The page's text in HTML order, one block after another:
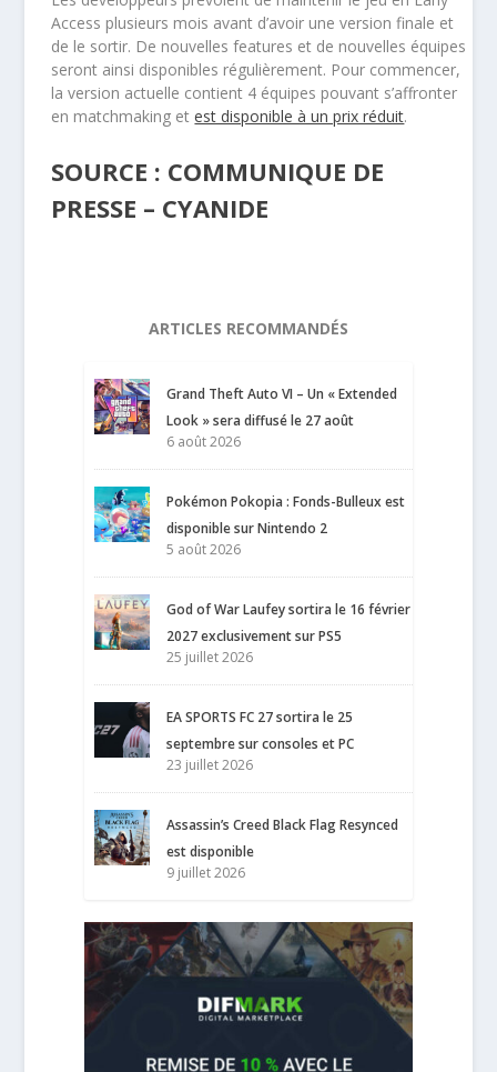
Access plusieurs mois avant d’avoir une version finale et
de le sortir. De nouvelles features et de nouvelles équipes
seront ainsi disponibles régulièrement. Pour commencer,
la version actuelle contient 4 équipes pouvant s’affronter
en matchmaking etest disponible à un prix réduit.
SOURCE : COMMUNIQUE DE
PRESSE – CYANIDE
ARTICLES RECOMMANDÉS
Grand Theft Auto VI – Un « Extended
Look » sera diffusé le 27 août
6 août 2026
Pokémon Pokopia : Fonds-Bulleux est
disponible sur Nintendo 2
5 août 2026
God of War Laufey sortira le 16 février
2027 exclusivement sur PS5
25 juillet 2026
EA SPORTS FC 27 sortira le 25
septembre sur consoles et PC
23 juillet 2026
Assassin’s Creed Black Flag Resynced
est disponible
9 juillet 2026